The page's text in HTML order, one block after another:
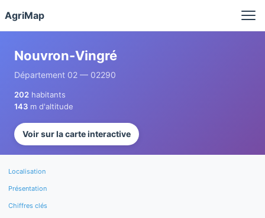
AgriMap
Nouvron-Vingré
Département 02 — 02290
202 habitants
143 m d'altitude
Voir sur la carte interactive
Localisation
Présentation
Chiffres clés